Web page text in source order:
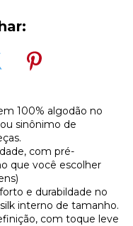
100% algodão no
sinônimo de
com pré-
que você escolher
e durabildade no
interno de tamanho.
com toque leve